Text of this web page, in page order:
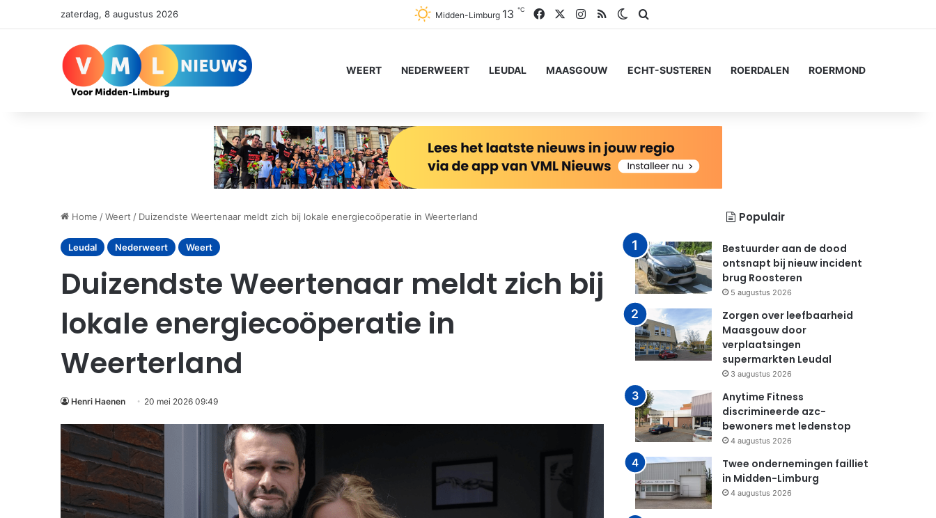
zaterdag, 8 augustus 2026 Midden-Limburg 13 ℃ FacebookInstagram
RSS Switch skin
WEERT NEDERWEERT LEUDAL MAASGOUW ECHT-SUSTEREN ROERDALEN ROERMOND
Home /Weert / Duizendste Weertenaar meldt zich bij lokale energiecoöperatie in Weerterland
Leudal Nederweert Weert
Duizendste Weertenaar meldt zich bij
lokale energiecoöperatie in
Weerterland
Henri Haenen 20 mei 2026 09:49
Populair
Bestuurder aan de dood
ontsnapt bij nieuw incident
brug Roosteren
5 augustus 2026
Zorgen over leefbaarheid
Maasgouw door
verplaatsingen
supermarkten Leudal
3 augustus 2026
Anytime Fitness
discrimineerde azc-
bewoners met ledenstop
4 augustus 2026
Twee ondernemingen failliet
in Midden-Limburg
4 augustus 2026